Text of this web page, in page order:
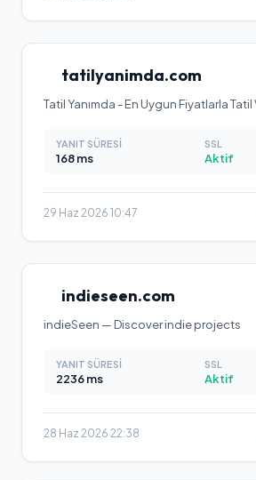
tatilyanimda.com
Tatil Yanımda - En Uygun Fiyatlarla Tatil
YANIT SÜRESI
168ms
SSL
Aktif
29 Haz 2026 10:47
indieseen.com
indieSeen — Discover indie projects
YANIT SÜRESI
2236ms
SSL
Aktif
28 Haz 2026 22:38